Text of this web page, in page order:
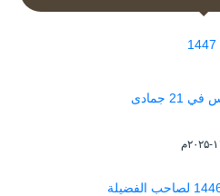
شرح كتاب الداء والدواء بدأ الدرس في 21 جمادى
شرح نواقض الإسلام في شوال 1446 لصاحب الفضيلة